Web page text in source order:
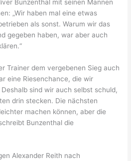
Bunzenthal mit seinen Mannen
„Wir haben mal eine etwas
als sonst. Warum wir das
gegeben haben, war aber auch
Trainer dem vergebenen Sieg auch
eine Riesenchance, die wir
sind wir auch selbst schuld,
drin stecken. Die nächsten
machen können, aber die
Bunzenthal die
Alexander Reith nach